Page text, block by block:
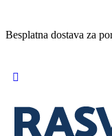
Besplatna dostava za